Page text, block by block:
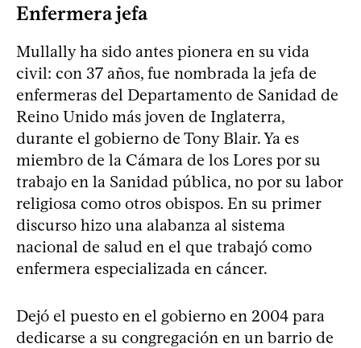
Enfermera jefa
Mullally ha sido antes pionera en su vida
civil: con 37 años, fue nombrada la jefa de
enfermeras del Departamento de Sanidad de
Reino Unido más joven de Inglaterra,
durante el gobierno de Tony Blair. Ya es
miembro de la Cámara de los Lores por su
trabajo en la Sanidad pública, no por su labor
religiosa como otros obispos. En su primer
discurso hizo una alabanza al sistema
nacional de salud en el que trabajó como
enfermera especializada en cáncer.
Dejó el puesto en el gobierno en 2004 para
dedicarse a su congregación en un barrio de